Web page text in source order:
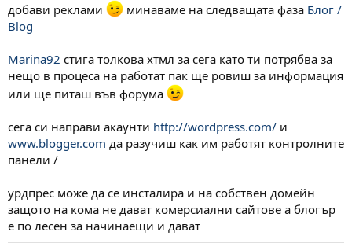
добави реклами
минаваме на следващата фаза Блог /
Blog
Marina92 стига толкова хтмл за сега като ти потрябва за
нещо в процеса на работат пак ще ровиш за информация
или ще питаш във форума
сега си направи акаунти http://wordpress.com/ и
www.blogger.com да разучиш как им работят контролните
панели /
урдпрес може да се инсталира и на собствен домейн
защото на кома не дават комерсиални сайтове а блогър
е по лесен за начинаещи и дават